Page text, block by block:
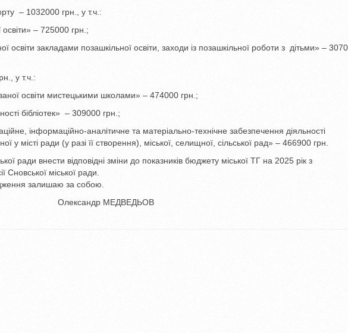
– 1032000 грн., у т.ч.:
– 725000 грн.;
закладами позашкільної освіти, заходи із позашкільної роботи з дітьми» –
у т.ч.:
освіти мистецькими школами» – 474000 грн.;
бібліотек» – 309000 грн.;
інформаційно-аналітичне та матеріально-технічне забезпечення діяльності
у місті ради (у разі її створення), міської, селищної, сільської рад» – 466900 грн.
ради внести відповідні зміни до показників бюджету міської ТГ на 2025 рік з
міської ради.
залишаю за собою.
МЕДВЕДЬОВ